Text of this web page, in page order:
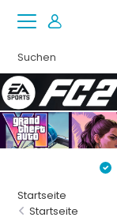
Startseite
Startseite